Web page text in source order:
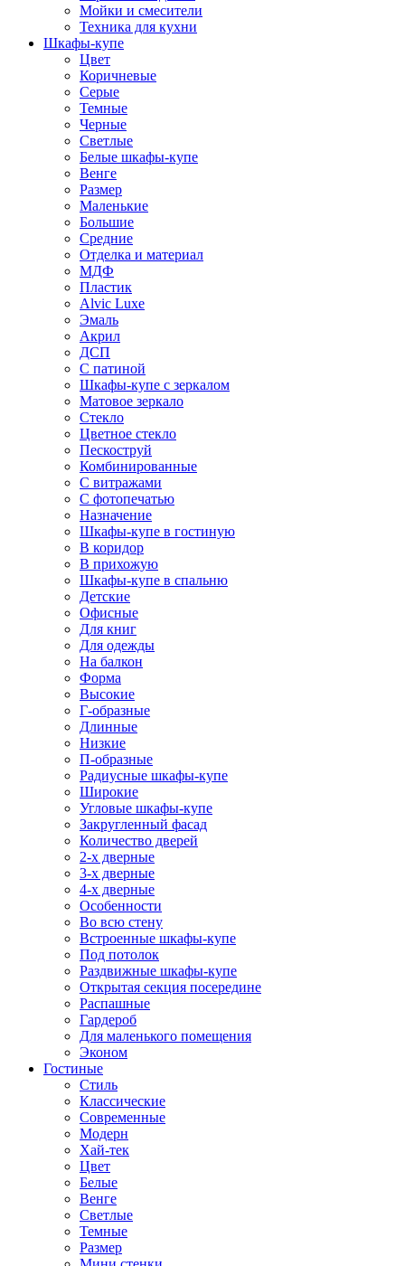
Мойки и смесители
Техника для кухни
Шкафы-купе
Цвет
Коричневые
Серые
Темные
Черные
Светлые
Белые шкафы-купе
Венге
Размер
Маленькие
Большие
Средние
Отделка и материал
МДФ
Пластик
Alvic Luxe
Эмаль
Акрил
ДСП
С патиной
Шкафы-купе с зеркалом
Матовое зеркало
Стекло
Цветное стекло
Пескоструй
Комбинированные
С витражами
С фотопечатью
Назначение
Шкафы-купе в гостиную
В коридор
В прихожую
Шкафы-купе в спальню
Детские
Офисные
Для книг
Для одежды
На балкон
Форма
Высокие
Г-образные
Длинные
Низкие
П-образные
Радиусные шкафы-купе
Широкие
Угловые шкафы-купе
Закругленный фасад
Количество дверей
2-х дверные
3-х дверные
4-х дверные
Особенности
Во всю стену
Встроенные шкафы-купе
Под потолок
Раздвижные шкафы-купе
Открытая секция посередине
Распашные
Гардероб
Для маленького помещения
Эконом
Гостиные
Стиль
Классические
Современные
Модерн
Хай-тек
Цвет
Белые
Венге
Светлые
Темные
Размер